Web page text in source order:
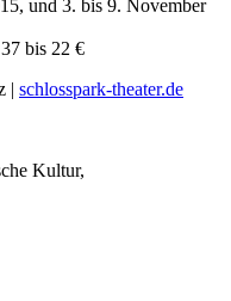
und 3. bis 9. November
bis 22 €
| schlosspark-theater.de